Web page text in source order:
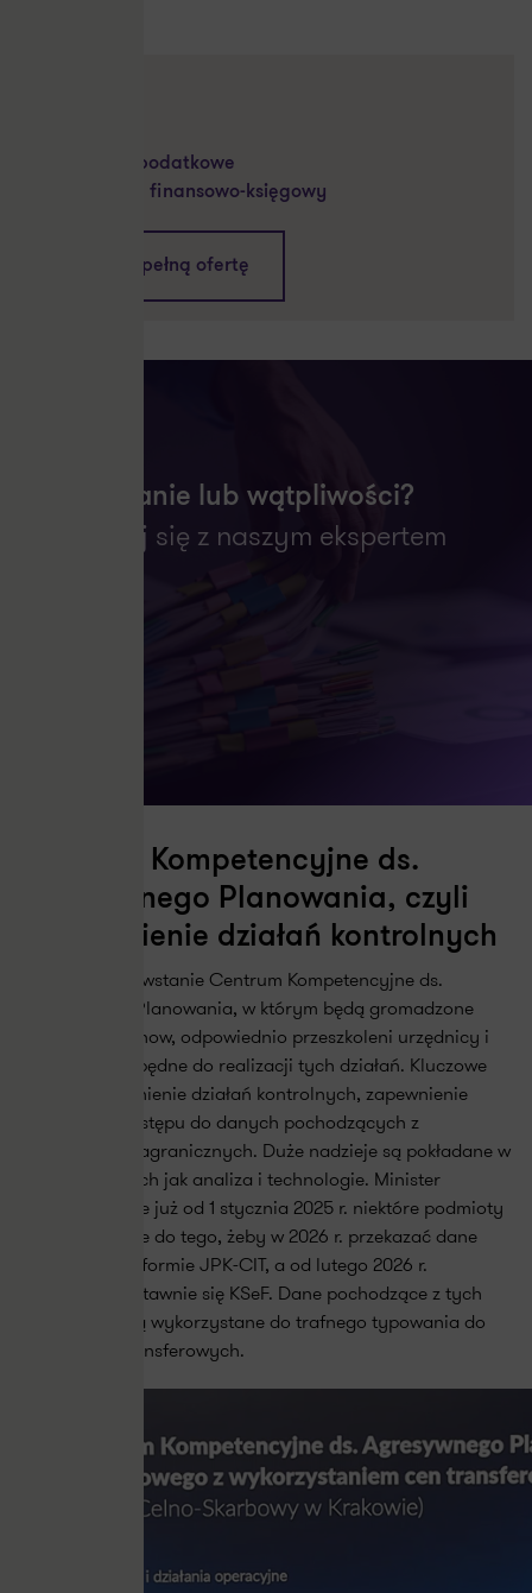
Doradztwo podatkowe
Outsourcing finansowo-księgowy
Zobacz pełną ofertę
Masz pytanie lub wątpliwości?
Skontaktuj się z naszym ekspertem
Centrum Kompetencyjne ds.
Agresywnego Planowania, czyli
usprawnienie działań kontrolnych
W Krakowie powstanie Centrum Kompetencyjne ds.
Agresywnego Planowania, w którym będą gromadzone
praktyki know-how, odpowiednio przeszkoleni urzędnicy i
narzędzia niezbędne do realizacji tych działań. Kluczowe
będzie usprawnienie działań kontrolnych, zapewnienie
urzędnikom dostępu do danych pochodzących z
administracji zagranicznych. Duże nadzieje są pokładane w
obszarach takich jak analiza i technologie. Minister
przypomniał, że już od 1 stycznia 2025 r. niektóre podmioty
są zobowiązane do tego, żeby w 2026 r. przekazać dane
rachunkowe w formie JPK-CIT, a od lutego 2026 r.
obowiązkowy stawnie się KSeF. Dane pochodzące z tych
systemów będą wykorzystane do trafnego typowania do
kontroli cen transferowych.